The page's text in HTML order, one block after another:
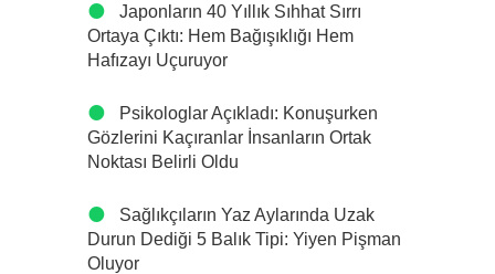
Japonların 40 Yıllık Sıhhat Sırrı
Ortaya Çıktı: Hem Bağışıklığı Hem
Hafızayı Uçuruyor
Psikologlar Açıkladı: Konuşurken
Gözlerini Kaçıranlar İnsanların Ortak
Noktası Belirli Oldu
Sağlıkçıların Yaz Aylarında Uzak
Durun Dediği 5 Balık Tipi: Yiyen Pişman
Oluyor